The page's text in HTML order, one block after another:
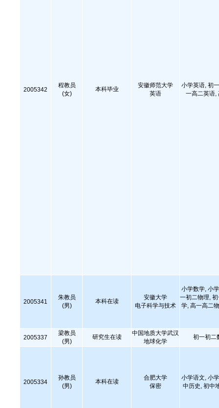
2005342
程教员
(女)
本科毕业
安徽师范大学
英语
小学英语, 初
一高二英语,
2005341
朱教员
(男)
本科在读
安徽大学
电子科学与技术
小学数学, 小
一初二物理,
学, 高一高二
2005337
梁教员
(男)
研究生在读
中国地质大学武汉
地球化学
初一初二
2005334
孙教员
(男)
本科在读
合肥大学
保密
小学语文, 小
中历史, 初中